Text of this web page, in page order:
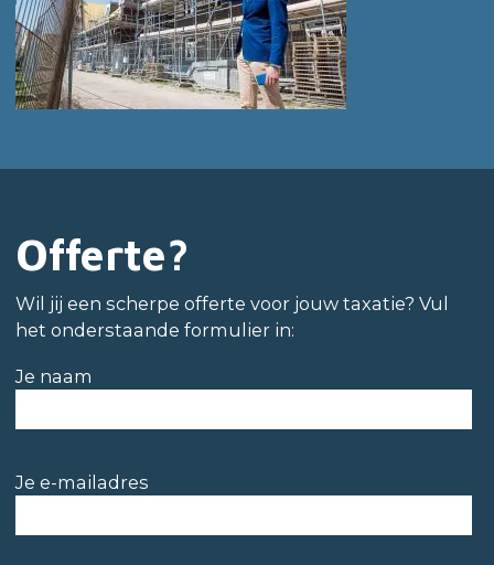
Offerte?
Wil jij een scherpe offerte voor jouw taxatie? Vul
het onderstaande formulier in:
Je naam
Je e-mailadres